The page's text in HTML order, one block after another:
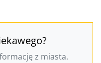
z miasta.